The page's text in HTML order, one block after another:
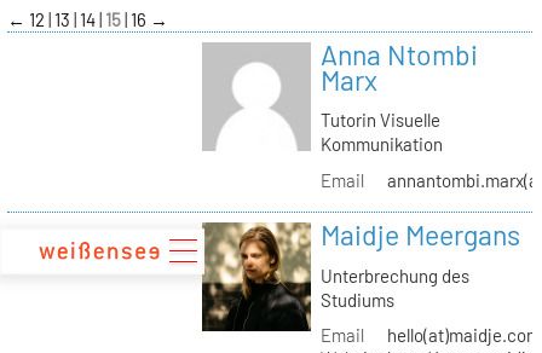
zum
Inhalt
← 12 13 14 15 16 →
Anna Ntombi
Marx
Tutorin Visuelle
Kommunikation
Email
Maidje Meergans
Unterbrechung des
Studiums
Email
hello(at)maidje.com